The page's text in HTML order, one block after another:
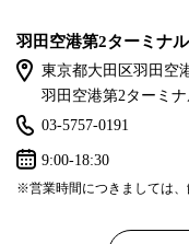
羽田空港第2ターミナ
東京都大田区羽田空
羽田空港第2ターミ
03-5757-0191
9:00-18:30
※営業時間につきましては、